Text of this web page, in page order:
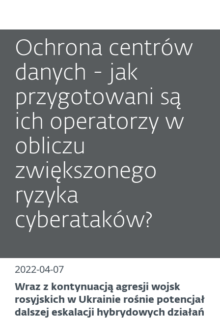
Ochrona centrów
danych - jak
przygotowani są
ich operatorzy w
obliczu
zwiększonego
ryzyka
cyberataków?
2022-04-07
Wraz z kontynuacją agresji wojsk
rosyjskich w Ukrainie rośnie potencjał
dalszej eskalacji hybrydowych działań